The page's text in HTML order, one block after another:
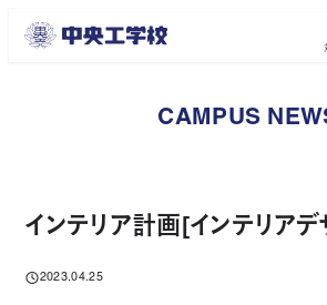
CAMPUS
インテリア計画[インテリア
投稿日
2023.04.25